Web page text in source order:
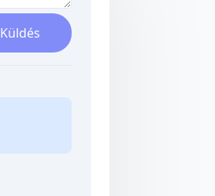
Küldés